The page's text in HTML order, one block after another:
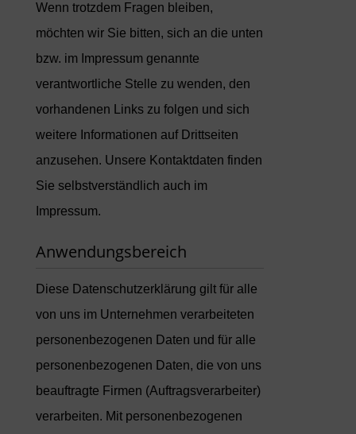
Wenn trotzdem Fragen bleiben,
möchten wir Sie bitten, sich an die unten
bzw. im Impressum genannte
verantwortliche Stelle zu wenden, den
vorhandenen Links zu folgen und sich
weitere Informationen auf Drittseiten
anzusehen. Unsere Kontaktdaten finden
Sie selbstverständlich auch im
Impressum.
Anwendungsbereich
Diese Datenschutzerklärung gilt für alle
von uns im Unternehmen verarbeiteten
personenbezogenen Daten und für alle
personenbezogenen Daten, die von uns
beauftragte Firmen (Auftragsverarbeiter)
verarbeiten. Mit personenbezogenen